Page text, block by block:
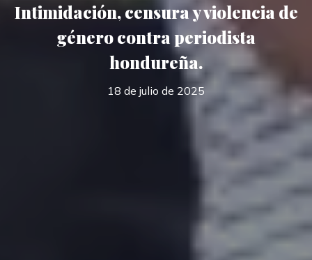
Intimidación, censura y violencia de
género contra periodista
hondureña.
18 de julio de 2025